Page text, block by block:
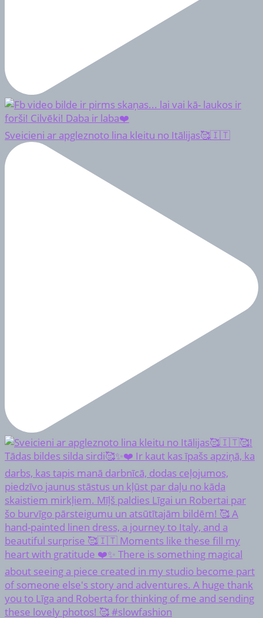
Sveicieni ar apgleznoto lina kleitu no Itālijas🥰🇮🇹